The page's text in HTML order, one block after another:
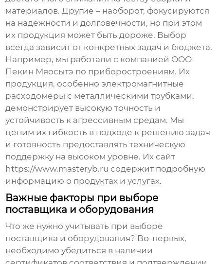
материалов. Другие – наоборот, фокусируются
на надежности и долговечности, но при этом
их продукция может быть дороже. Выбор
всегда зависит от конкретных задач и бюджета.
Например, мы работали с компанией ООО
Пекин Мяосытэ по приборостроениям. Их
продукция, особенноэлектромагнитные
расходомеры с металлическими трубками,
демонстрирует высокую точность и
устойчивость к агрессивным средам. Мы
ценим их гибкость в подходе к решению задач
и готовность предоставлять техническую
поддержку на высоком уровне. Их сайт
https://www.masteryb.ru содержит подробную
информацию о продуктах и услугах.
Важные факторы при выборе
поставщика и оборудования
Что же нужно учитывать при выборе
поставщика и оборудования? Во-первых,
необходимо убедиться в наличии